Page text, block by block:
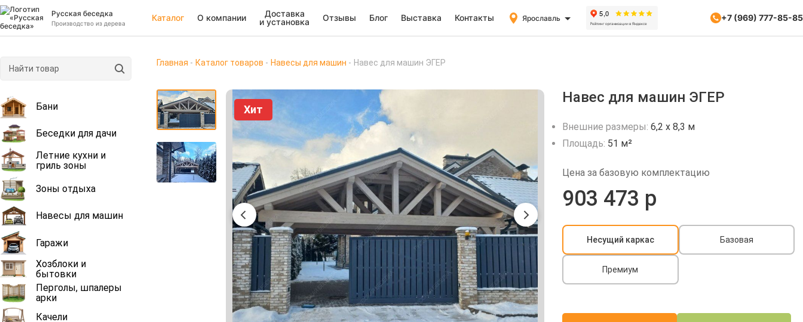
Русская беседка
Производство из дерева
Каталог О компании
Доставка
и установка
Отзывы Блог Выставка Контакты Ярославль +7 (969) 777-85-85
Бани
Беседки для дачи
Летние кухни и
гриль зоны
Зоны отдыха
Навесы для машин
Гаражи
Хозблоки и
бытовки
Перголы, шпалеры
арки
Качели
Главная Каталог товаров Навесы для машин Навес для машин ЭГЕР
Хит
Навес для машин ЭГЕР
Внешние размеры:6,2 х 8,3 м
Площадь: 51 м²
Несущий каркас Базовая
Премиум
Цена за базовую комплектацию
903 473 р